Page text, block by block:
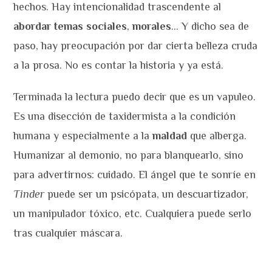
hechos. Hay intencionalidad trascendente al
abordar temas sociales,morales… Y dicho sea de
paso, hay preocupación por dar cierta belleza cruda
a la prosa. No es contar la historia y ya está.
Terminada la lectura puedo decir que es un vapuleo.
Es una disección de taxidermista a la condición
humana y especialmente a lamaldad que alberga.
Humanizar al demonio, no para blanquearlo, sino
para advertirnos: cuidado. El ángel que te sonríe en
Tinderpuede ser un psicópata, un descuartizador,
un manipulador tóxico, etc. Cualquiera puede serlo
tras cualquier máscara.